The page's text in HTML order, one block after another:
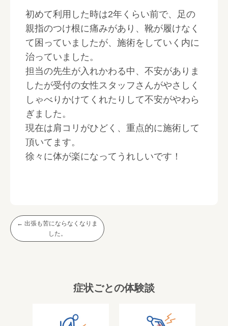
初めて利用した時は2年くらい前で、足の
親指のつけ根に痛みがあり、靴が履けなく
て困っていましたが、施術をしていく内に
治っていました。
担当の先生が入れかわる中、不安がありま
したが受付の女性スタッフさんがやさしく
しゃべりかけてくれたりして不安がやわら
ぎました。
現在は肩コリがひどく、重点的に施術して
頂いてます。
徐々に体が楽になってうれしいです！
← 出張も苦にならなくなりま
した。
症状ごとの体験談